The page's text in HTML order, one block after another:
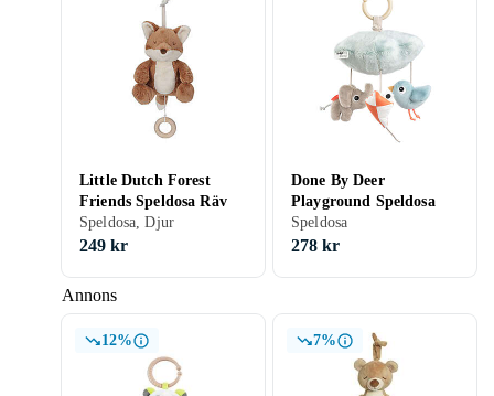
Annons
Little Dutch Forest
Friends Speldosa Räv
Speldosa, Djur
249 kr
Done By Deer
Playground Speldosa
Speldosa
278 kr
12% 7%